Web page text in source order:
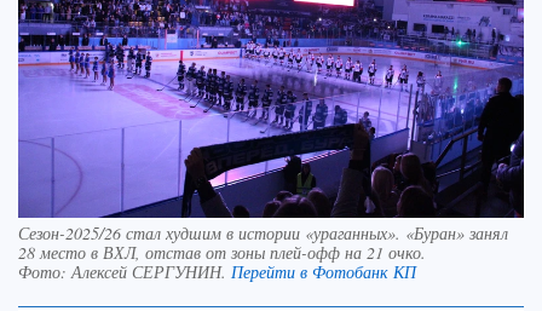
Сезон-2025/26 стал худшим в истории «ураганных». «Буран» занял
28 место в ВХЛ, отстав от зоны плей-офф на 21 очко.
Фото:Алексей СЕРГУНИН. Перейти в Фотобанк КП